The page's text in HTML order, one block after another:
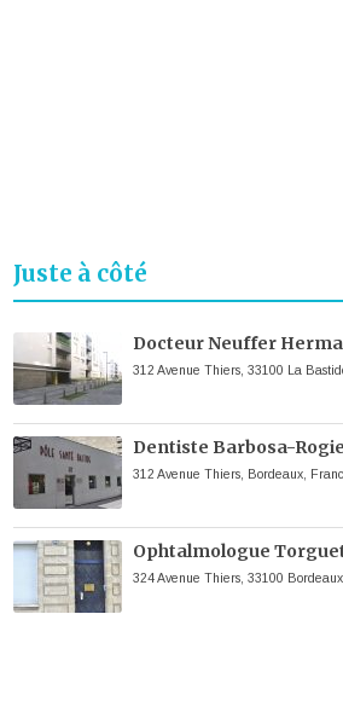
Juste à côté
Docteur Neuffer
312 Avenue Thiers, 33100 La
Dentiste Barbosa-
312 Avenue Thiers, Bordeaux,
Ophtalmologue
324 Avenue Thiers, 33100